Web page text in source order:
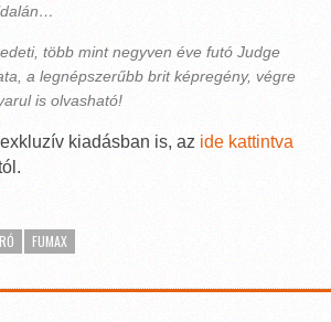
több mint negyven éve futó Judge
a legnépszerűbb brit képregény, végre
is olvasható!
kiadásban is, az ide kattintva
FUMAX